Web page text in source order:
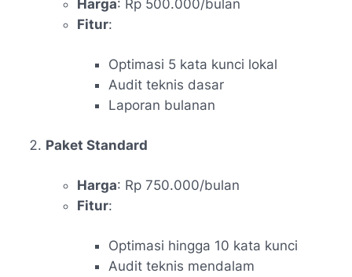
Harga: Rp 500.000/bulan
Fitur:
Optimasi 5 kata kunci lokal
Audit teknis dasar
Laporan bulanan
Paket Standard
Harga: Rp 750.000/bulan
Fitur:
Optimasi hingga 10 kata kunci
Audit teknis mendalam